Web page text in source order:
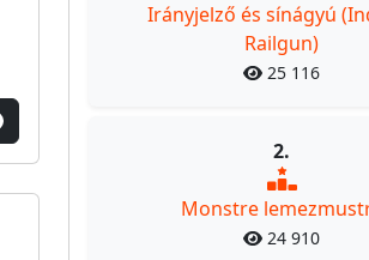
Irányjelző és sínágyú
Railgun)
25 116
2.
Monstre
24 910